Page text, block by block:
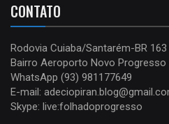
CONTATO
Rodovia Cuiaba/Santarém-BR 163
Bairro Aeroporto Novo Progresso
WhatsApp (93) 981177649
E-mail:
Skype: live:folhadoprogresso